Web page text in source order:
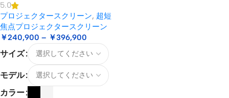
5.0
プロジェクタースクリーン, 超短
焦点プロジェクタースクリーン
￥240,900 – ￥396,900
サイズ
モデル
カラー